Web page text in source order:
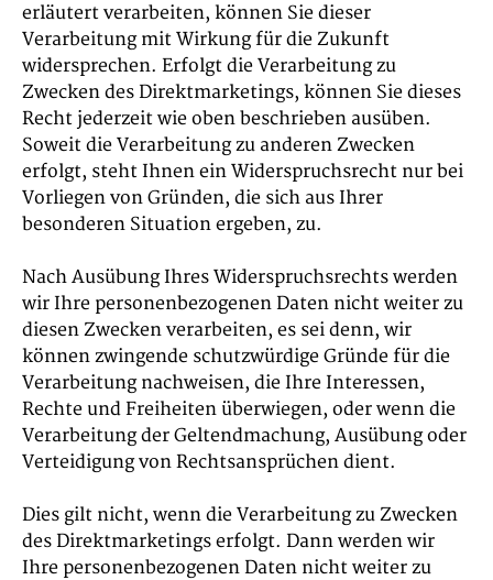
erläutert verarbeiten, können Sie dieser
Verarbeitung mit Wirkung für die Zukunft
widersprechen. Erfolgt die Verarbeitung zu
Zwecken des Direktmarketings, können Sie dieses
Recht jederzeit wie oben beschrieben ausüben.
Soweit die Verarbeitung zu anderen Zwecken
erfolgt, steht Ihnen ein Widerspruchsrecht nur bei
Vorliegen von Gründen, die sich aus Ihrer
besonderen Situation ergeben, zu.
Nach Ausübung Ihres Widerspruchsrechts werden
wir Ihre personenbezogenen Daten nicht weiter zu
diesen Zwecken verarbeiten, es sei denn, wir
können zwingende schutzwürdige Gründe für die
Verarbeitung nachweisen, die Ihre Interessen,
Rechte und Freiheiten überwiegen, oder wenn die
Verarbeitung der Geltendmachung, Ausübung oder
Verteidigung von Rechtsansprüchen dient.
Dies gilt nicht, wenn die Verarbeitung zu Zwecken
des Direktmarketings erfolgt. Dann werden wir
Ihre personenbezogenen Daten nicht weiter zu